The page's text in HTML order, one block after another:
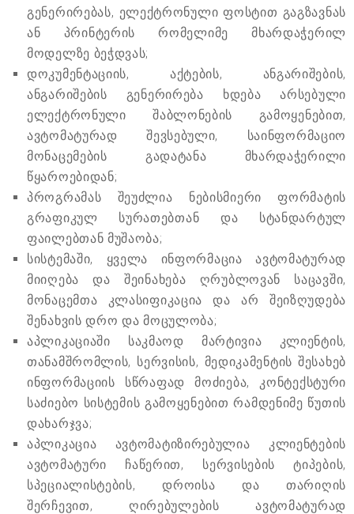
გენერირებას, ელექტრონული ფოსტით გაგზავნას
ან პრინტერის რომელიმე მხარდაჭერილ
მოდელზე ბეჭდვას;
დოკუმენტაციის, აქტების, ანგარიშების,
ანგარიშების გენერირება ხდება არსებული
ელექტრონული შაბლონების გამოყენებით,
ავტომატურად შევსებული, საინფორმაციო
მონაცემების გადატანა მხარდაჭერილი
წყაროებიდან;
პროგრამას შეუძლია ნებისმიერი ფორმატის
გრაფიკულ სურათებთან და სტანდარტულ
ფაილებთან მუშაობა;
სისტემაში, ყველა ინფორმაცია ავტომატურად
მიიღება და შეინახება ღრუბლოვან საცავში,
მონაცემთა კლასიფიკაცია და არ შეიზღუდება
შენახვის დრო და მოცულობა;
აპლიკაციაში საკმაოდ მარტივია კლიენტის,
თანამშრომლის, სერვისის, მედიკამენტის შესახებ
ინფორმაციის სწრაფად მოძიება, კონტექსტური
საძიებო სისტემის გამოყენებით რამდენიმე წუთის
დახარჯვა;
აპლიკაცია ავტომატიზირებულია კლიენტების
ავტომატური ჩაწერით, სერვისების ტიპების,
სპეციალისტების, დროისა და თარიღის
შერჩევით, ღირებულების ავტომატურად